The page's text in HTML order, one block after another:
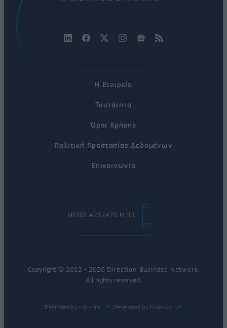
Η Εταιρεία
Ταυτότητα
Όροι Χρήσης
Πολιτική Προστασίας Δεδομένων
Επικοινωνία
ΜΕΛΟΣ #232470 Μ.Η.Τ.
Copyright © 2012 - 2026 Direction Business Network
All rights reserved.
Designed by nikolas Developed by Nuevvo